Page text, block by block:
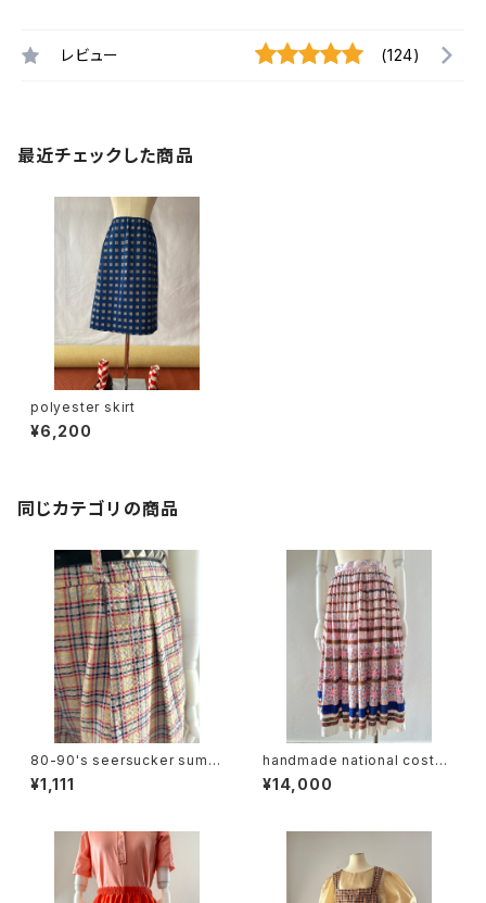
レビュー (124)
最近チェックした商品
polyester skirt
¥6,200
同じカテゴリの商品
80-90's seersucker summ
er plaid slacks
¥1,111
handmade national costu
me design skirt
¥14,000